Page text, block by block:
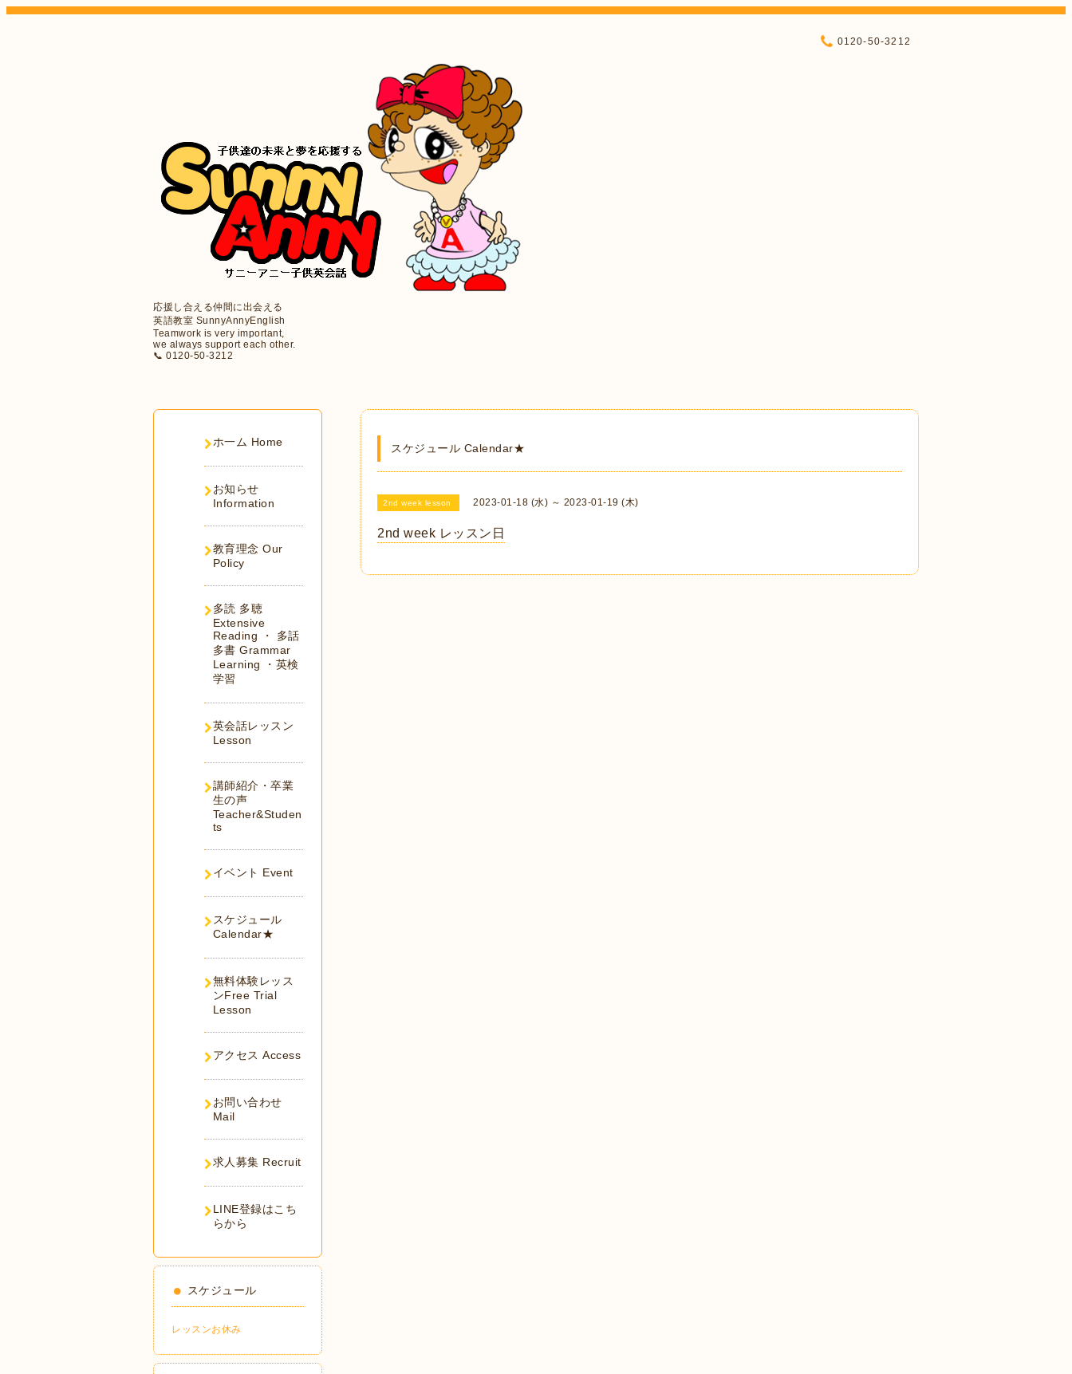
応援し合える仲間に出会える
英語教室 SunnyAnnyEnglish
Teamwork is very important,
we always support each other.
📞 0120-50-3212
0120-50-3212
スケジュール Calendar★
2nd week lesson 2023-01-18 (水) ～ 2023-01-19 (木)
2nd week レッスン日
ホ一ム Home
お知らせ
Information
教育理念 Our
Policy
多読 多聴
Extensive
Reading ・ 多話
多書 Grammar
Learning ・英検
学習
英会話レッスン
Lesson
講師紹介・卒業
生の声
Teacher&Studen
ts
イベント Event
スケジュール
Calendar★
無料体験レッス
ンFree Trial
Lesson
アクセス Access
お問い合わせ
Mail
求人募集 Recruit
LINE登録はこち
らから
スケジュール
レッスンお休み